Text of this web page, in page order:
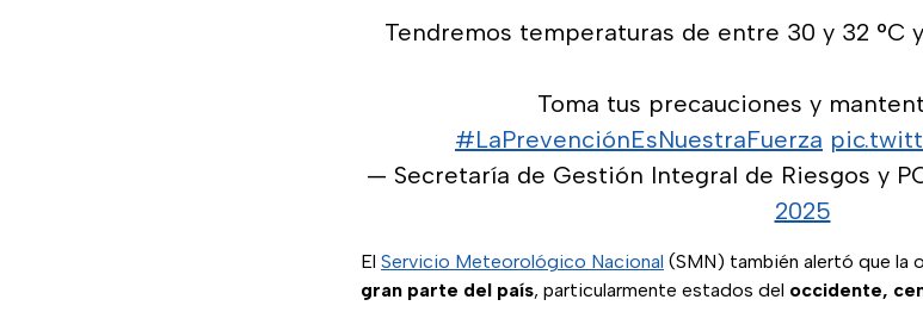
Tendremos temperaturas de entre 30 y 32 °C
Toma tus precauciones y
#LaPrevenciónEsNuestraFuerza
— Secretaría de Gestión Integral de Riesgos y
2025
El Servicio Meteorológico Nacional (SMN) también alertó que la
gran parte del país, particularmente estados del occidente,